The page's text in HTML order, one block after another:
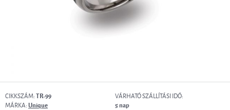
CIKKSZÁM:TR-99
MÁRKA:Unique
VÁRHATÓ SZÁLLÍTÁSI IDŐ:
5 nap